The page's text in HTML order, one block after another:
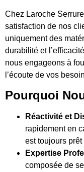
Chez Laroche
satisfaction de nos
uniquement des
durabilité et
nous engageons à
l’écoute de vos
Pourquoi
Réactivité et
rapidement en
est toujours
Expertise
composée de